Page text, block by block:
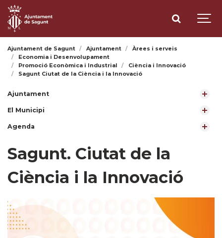
Ajuntament de Sagunt Ajuntament
Àrees i serveis
Economia i Desenvolupament
Promoció Econòmica i Industrial
Ciència i Innovació
Sagunt Ciutat de la Ciència i la Innovació
Ajuntament
El Municipi
Agenda
Sagunt. Ciutat de la
Ciència i la Innovació